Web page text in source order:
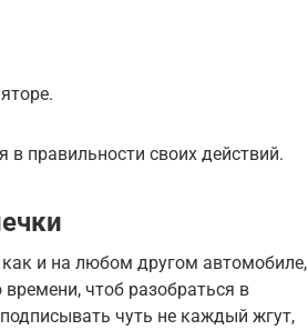
в правильности своих действий.
и на любом другом автомобиле,
чтоб разобраться в
чуть не каждый жгут,